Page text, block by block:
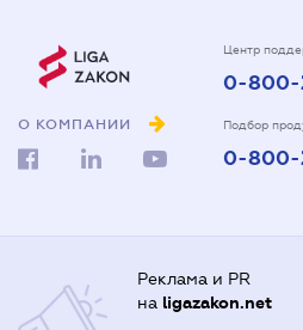
О КОМПАНИИ
Центр
0-800-
Подбор
0-800-
Реклама и PR
на ligazakon.net